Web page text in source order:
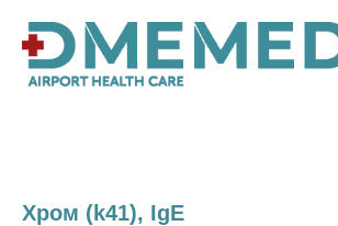
Хром (k41), IgE